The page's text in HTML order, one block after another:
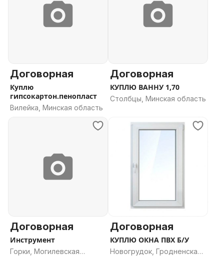
Договорная
Куплю
гипсокартон.пенопласт
Вилейка, Минская область
Договорная
КУПЛЮ ВАННУ 1,70
Столбцы, Минская область
Договорная
Инструмент
Горки, Могилевская
Договорная
КУПЛЮ ОКНА ПВХ Б/У
Новогрудок, Гродненская